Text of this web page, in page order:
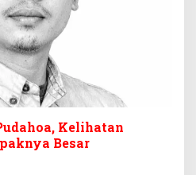
Kelihatan
Besar